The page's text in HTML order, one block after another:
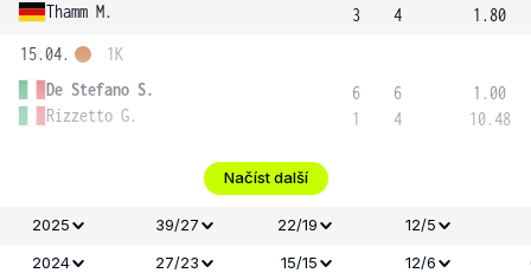
Thamm M.
3
4
1.80
15.04.
De Stefano S.
Rizzetto G.
1K
6
1
6
4
1.00
10.48
Načíst další
2025 39/27 22/19 12/5
2024
27/23 15/15 12/6